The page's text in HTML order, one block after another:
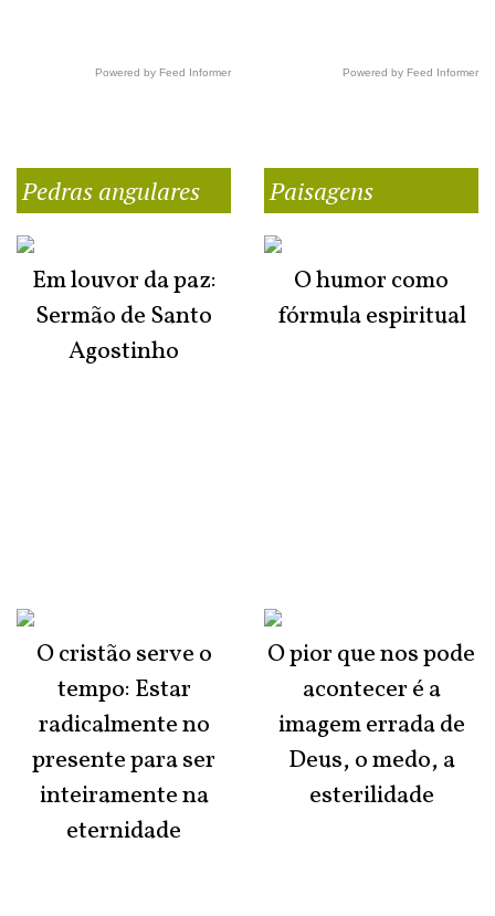
Powered by Feed Informer Powered by Feed Informer
Pedras angulares
Em louvor da paz:
Sermão de Santo
Agostinho
O cristão serve o
tempo: Estar
radicalmente no
presente para ser
inteiramente na
eternidade
Paisagens
O humor como
fórmula espiritual
O pior que nos pode
acontecer é a
imagem errada de
Deus, o medo, a
esterilidade